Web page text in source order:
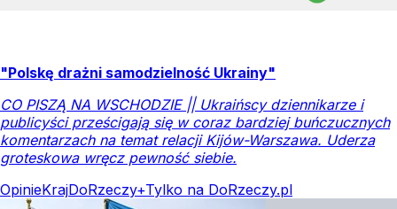
"Polskę drażni samodzielność Ukrainy"
CO PISZĄ NA WSCHODZIE || Ukraińscy dziennikarze i
publicyści prześcigają się w coraz bardziej buńczucznych
komentarzach na temat relacji Kijów-Warszawa. Uderza
groteskowa wręcz pewność siebie.
OpinieKrajDoRzeczy+Tylko na DoRzeczy.pl